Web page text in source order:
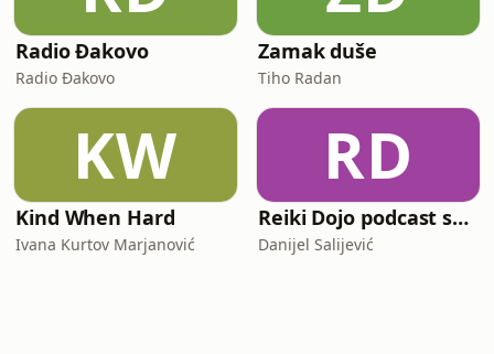
Radio Đakovo
Radio Đakovo
Zamak duše
Tiho Radan
KW
Kind When Hard
Ivana Kurtov Marjanović
RD
Reiki Dojo podcast show
Danijel Salijević